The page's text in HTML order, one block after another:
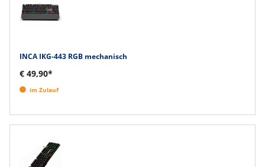
INCA IKG-443 RGB mechanisch
€ 49,90*
im Zulauf